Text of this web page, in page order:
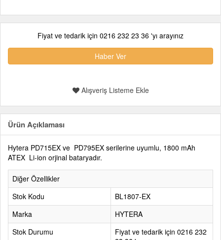
Fiyat ve tedarik için 0216 232 23 36 'yı arayınız
Haber Ver
Alışveriş Listeme Ekle
Ürün Açıklaması
Hytera PD715EX ve PD795EX serilerine uyumlu, 1800 mAh
ATEX Li-ion orjinal bataryadır.
Diğer Özellikler
Stok Kodu
BL1807-EX
Marka
HYTERA
Stok Durumu
Fiyat ve tedarik için 0216 232